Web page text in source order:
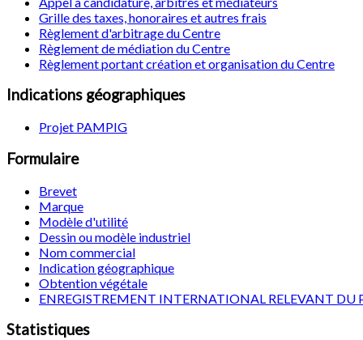
Grille des taxes, honoraires et autres frais
Règlement d'arbitrage du Centre
Règlement de médiation du Centre
Règlement portant création et organisation du Centre
Indications géographiques
Projet PAMPIG
Formulaire
Brevet
Marque
Modèle d'utilité
Dessin ou modèle industriel
Nom commercial
Indication géographique
Obtention végétale
ENREGISTREMENT INTERNATIONAL RELEVANT DU
Statistiques